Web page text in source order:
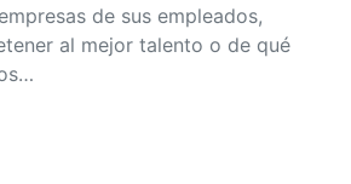
de sus empleados,
al mejor talento o de qué